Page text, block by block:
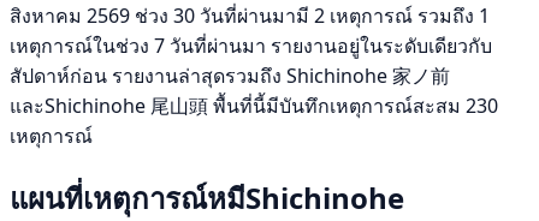
สิงหาคม 2569 ช่วง 30 วันที่ผ่านมามี 2 เหตุการณ์ รวมถึง 1
เหตุการณ์ในช่วง 7 วันที่ผ่านมา รายงานอยู่ในระดับเดียวกับ
สัปดาห์ก่อน รายงานล่าสุดรวมถึง Shichinohe 家ノ前
และShichinohe 尾山頭 พื้นที่นี้มีบันทึกเหตุการณ์สะสม 230
เหตุการณ์
แผนที่เหตุการณ์หมีShichinohe